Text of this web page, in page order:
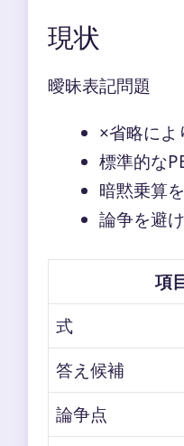
現状
曖昧表記問題
×省略によ
標準的な
暗黙乗算
論争を避
項
式
答え候補
論争点